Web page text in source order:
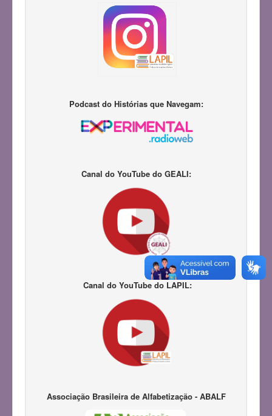
Podcast do Histórias que Navegam:
Canal do YouTube do GEALI:
Canal do YouTube do LAPIL:
Associação Brasileira de Alfabetização - ABALF